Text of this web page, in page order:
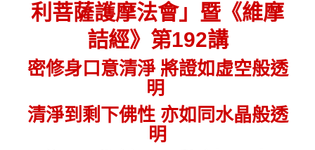
利菩薩護摩法會」暨《維摩
詰經》第192講
密修身口意清淨 將證如虚空般透
明
清淨到剩下佛性 亦如同水晶般透
明